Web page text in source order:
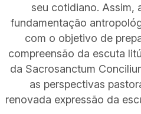
seu cotidiano. Assim,
fundamentação
com o objetivo de
compreensão da escuta
da Sacrosanctum
as perspectivas
renovada expressão da